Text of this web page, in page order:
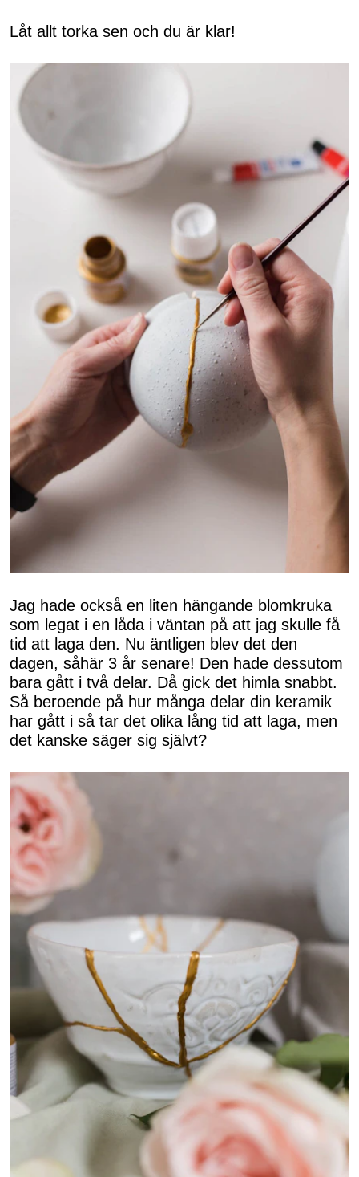
Låt allt torka sen och du är klar!
Jag hade också en liten hängande blomkruka
som legat i en låda i väntan på att jag skulle få
tid att laga den. Nu äntligen blev det den
dagen, såhär 3 år senare! Den hade dessutom
bara gått i två delar. Då gick det himla snabbt.
Så beroende på hur många delar din keramik
har gått i så tar det olika lång tid att laga, men
det kanske säger sig självt?